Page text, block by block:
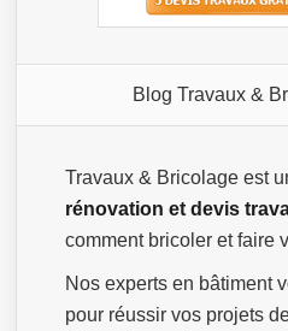
Blog Travaux &
Travaux & Bricolage est
rénovation et devis
comment bricoler et faire
Nos experts en bâtiment
pour réussir vos projets